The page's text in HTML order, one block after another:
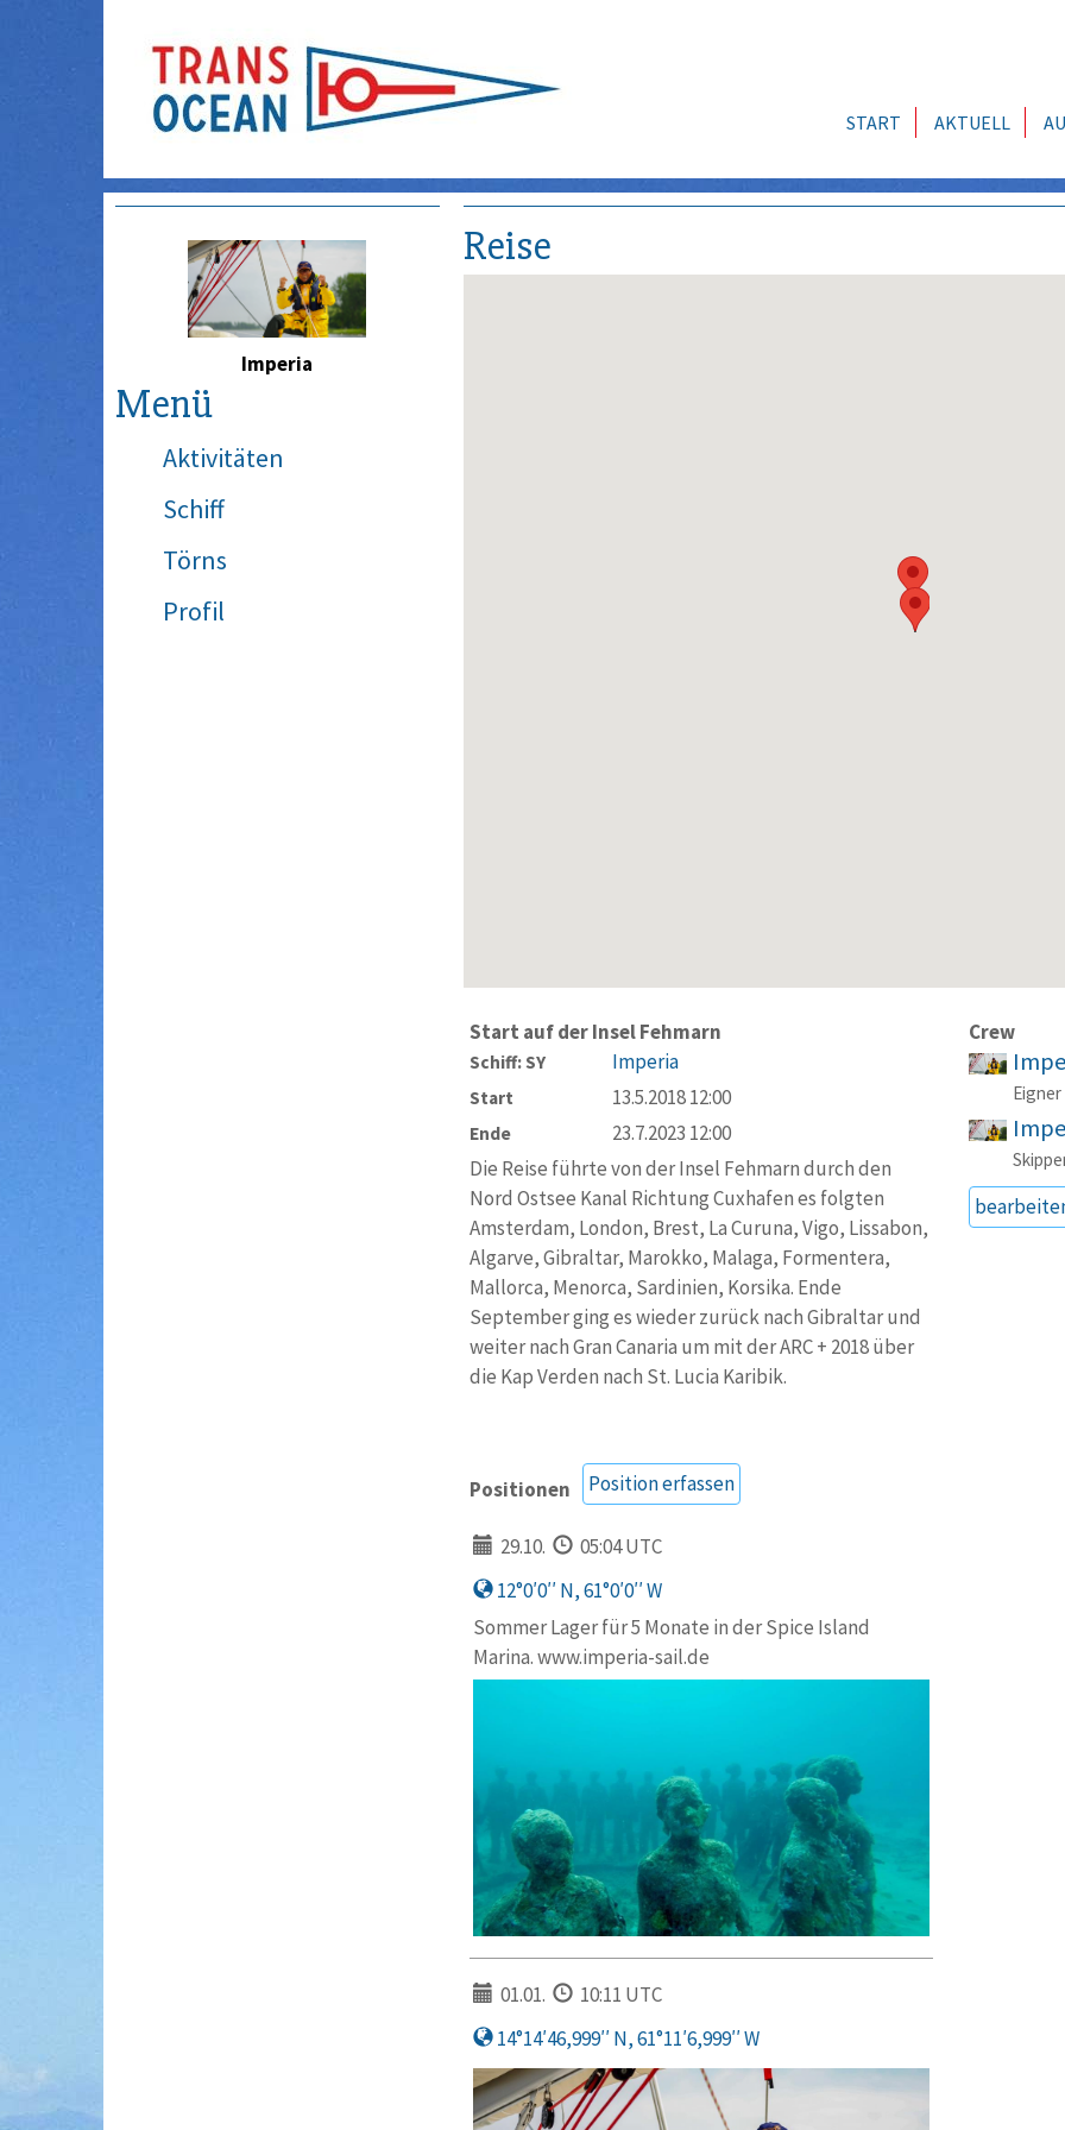
START AKTUELL
Imperia
Menü
Aktivitäten
Schiff
Törns
Profil
Reise
Start auf der Insel Fehmarn
Schiff: SY Imperia
Start 13.5.2018 12:00
Ende
23.7.2023 12:00
Die Reise führte von der Insel Fehmarn durch den
Nord Ostsee Kanal Richtung Cuxhafen es folgten
Amsterdam, London, Brest, La Curuna, Vigo, Lissabon,
Algarve, Gibraltar, Marokko, Malaga, Formentera,
Mallorca, Menorca, Sardinien, Korsika. Ende
September ging es wieder zurück nach Gibraltar und
weiter nach Gran Canaria um mit der ARC + 2018 über
die Kap Verden nach St. Lucia Karibik.
Crew
Eigner
Positionen Position erfassen
29.10.
05:04 UTC
12°0′0′′ N, 61°0′0′′ W
Sommer Lager für 5 Monate in der Spice Island
Marina. www.imperia-sail.de
01.01.
10:11 UTC
14°14′46,999′′ N, 61°11′6,999′′ W